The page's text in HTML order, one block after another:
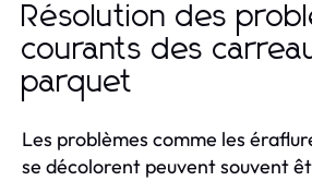
Résolution des
courants des
parquet
Les problèmes comme les
se décolorent peuvent souvent